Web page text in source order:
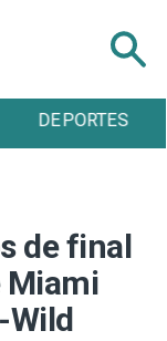
de final
Miami
Wild